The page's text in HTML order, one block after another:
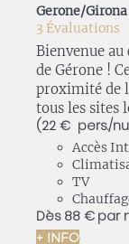
Gerone/
3 Évaluations
Bienvenue
de Gérone !
proximité de
tous les sites
(22 € pers./
Accès
TV
Dès 88 € par
+ INFO